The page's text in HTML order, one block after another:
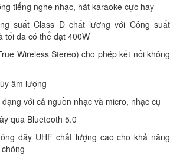
tiếng nghe nhạc, hát karaoke cực hay
suất Class D chất lương với Công suất
tối đa có thể đạt 400W
Wireless Stereo) cho phép kết nối không
âm lượng
với cả nguồn nhạc và micro, nhạc cụ
qua Bluetooth 5.0
dây UHF chất lượng cao cho khả năng